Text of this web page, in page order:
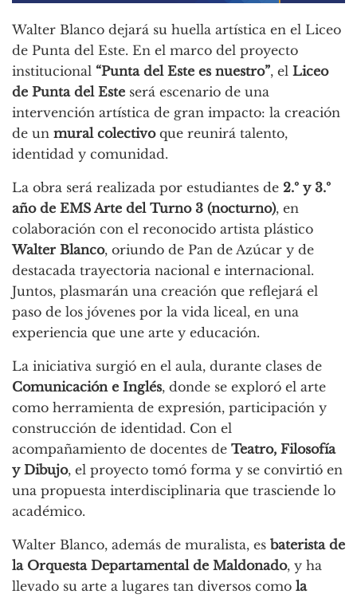
Walter Blanco dejará su huella artística en el Liceo
de Punta del Este. En el marco del proyecto
institucional “Punta del Este es nuestro”, el Liceo
de Punta del Este será escenario de una
intervención artística de gran impacto: la creación
de un mural colectivoque reunirá talento,
identidad y comunidad.
La obra será realizada por estudiantes de 2.º y 3.º
año de EMS Arte del Turno 3 (nocturno), en
colaboración con el reconocido artista plástico
Walter Blanco, oriundo de Pan de Azúcar y de
destacada trayectoria nacional e internacional.
Juntos, plasmarán una creación que reflejará el
paso de los jóvenes por la vida liceal, en una
experiencia que une arte y educación.
La iniciativa surgió en el aula, durante clases de
Comunicación e Inglés, donde se exploró el arte
como herramienta de expresión, participación y
construcción de identidad. Con el
acompañamiento de docentes de Teatro, Filosofía
y Dibujo, el proyecto tomó forma y se convirtió en
una propuesta interdisciplinaria que trasciende lo
académico.
Walter Blanco, además de muralista, es baterista de
la Orquesta Departamental de Maldonado, y ha
llevado su arte a lugares tan diversos como la